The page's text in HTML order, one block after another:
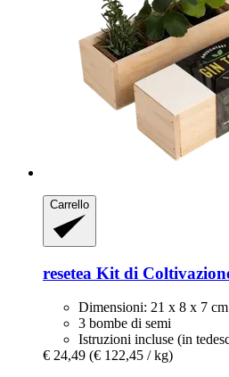
Carrello
resetea Kit di
Dimensioni: 21 x 8 x 7 cm
3 bombe di semi
Istruzioni incluse (in
€ 24,49 (€ 122,45 / kg)